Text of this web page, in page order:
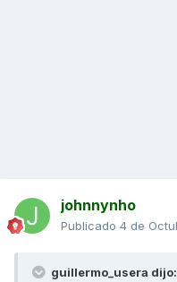
johnnynho
Publicado 4 de
guillermo_usera dijo: